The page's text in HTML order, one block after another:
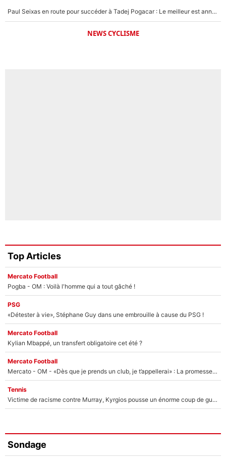
Paul Seixas en route pour succéder à Tadej Pogacar : Le meilleur est annoncé pour l’avenir de la pépite française
NEWS CYCLISME
Top Articles
Mercato Football
Pogba - OM : Voilà l'homme qui a tout gâché !
PSG
«Détester à vie», Stéphane Guy dans une embrouille à cause du PSG !
Mercato Football
Kylian Mbappé, un transfert obligatoire cet été ?
Mercato Football
Mercato - OM - «Dès que je prends un club, je t’appellerai» : La promesse de Marcelino au moment de claquer la porte
Tennis
Victime de racisme contre Murray, Kyrgios pousse un énorme coup de gueule !
Sondage